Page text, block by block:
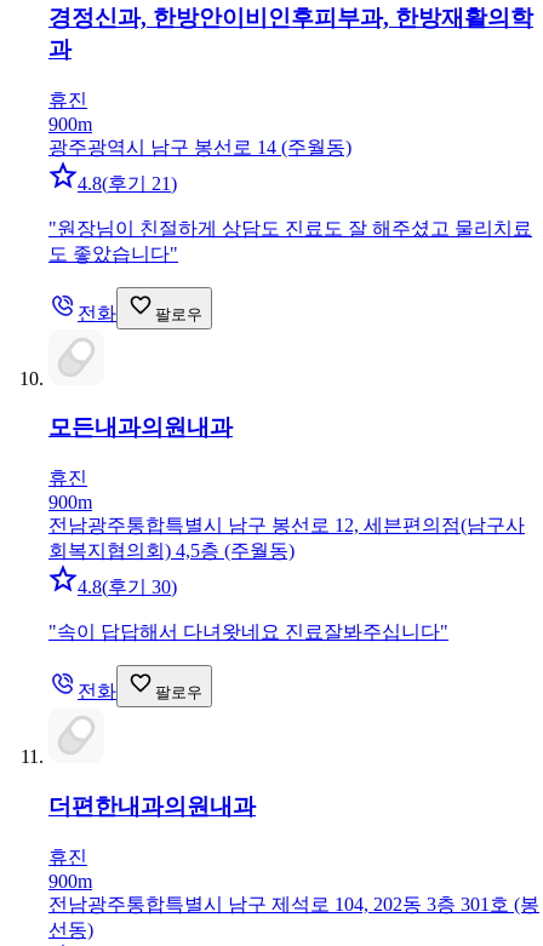
경정신과, 한방안이비인후피부과, 한방재활의학
과
휴진
900m
광주광역시 남구 봉선로 14 (주월동)
4.8(후기 21)
"원장님이 친절하게 상담도 진료도 잘 해주셨고 물리치료
도 좋았습니다"
전화 팔로우
모든내과의원내과
휴진
900m
전남광주통합특별시 남구 봉선로 12, 세븐편의점(남구사
회복지협의회) 4,5층 (주월동)
4.8(후기 30)
"속이 답답해서 다녀왓네요 진료잘봐주십니다"
전화 팔로우
더편한내과의원 내과
휴진
900m
전남광주통합특별시 남구 제석로 104, 202동 3층 301호 (봉
선동)